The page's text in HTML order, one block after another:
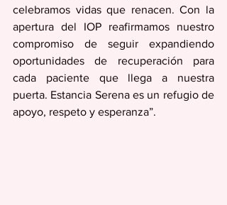
celebramos vidas que renacen. Con la
apertura del IOP reafirmamos nuestro
compromiso de seguir expandiendo
oportunidades de recuperación para
cada paciente que llega a nuestra
puerta. Estancia Serena es un refugio de
apoyo, respeto y esperanza”.